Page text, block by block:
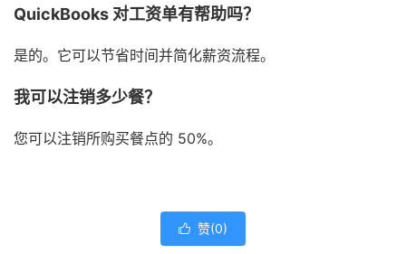
QuickBooks 对工资单有帮助吗？
是的。它可以节省时间并简化薪资流程。
我可以注销多少餐？
您可以注销所购买餐点的 50%。
 赞(0)